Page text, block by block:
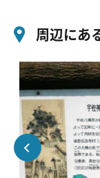
周辺にあ